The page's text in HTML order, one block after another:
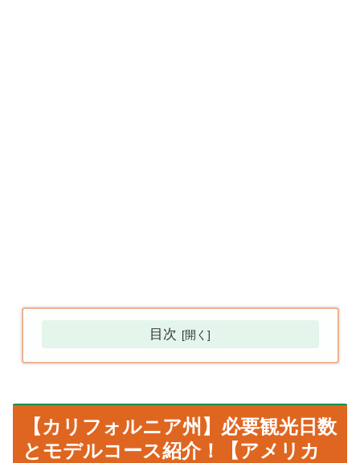
目次
【カリフォルニア州】必要観光日数
とモデルコース紹介！【アメリカ